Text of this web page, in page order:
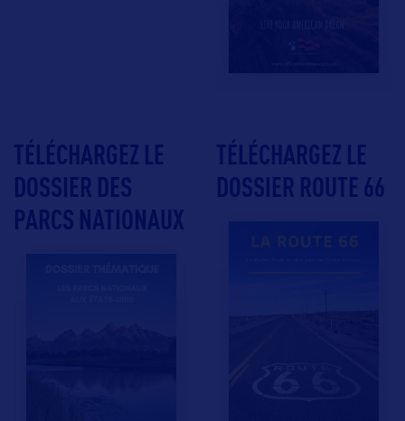
TÉLÉCHARGEZ LE
DOSSIER DES
PARCS NATIONAUX
TÉLÉCHARGEZ LE
DOSSIER ROUTE 66